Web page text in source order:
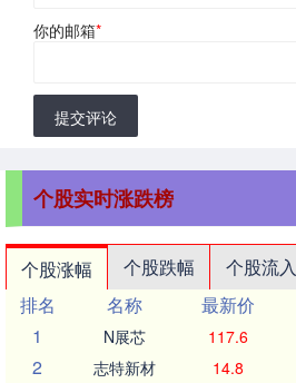
你的邮箱*
提交评论
个股实时涨跌榜
个股涨幅 个股跌幅 个股流入
排名
名称 最新价
1
N展芯 117.6
2 志特新材 14.8